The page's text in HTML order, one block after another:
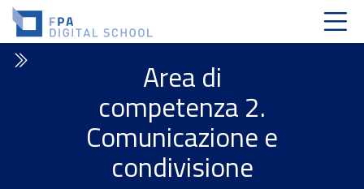
Skip to navigation
Skip to login form
Vai al contenuto principale
Skip to accessibility options
Skip to footer
Skip accessibility options
Area di
competenza 2.
Comunicazione e
condivisione